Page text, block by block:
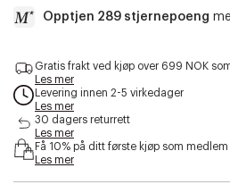
Opptjen 289 stjernepoeng
c
c
e
s
s
i
i
Gratis frakt ved kjøp over 699 NOK
Les mer
Levering innen 2-5 virkedager
Les mer
30 dagers returrett
Les mer
Få 10% på ditt første kjøp som medlem
Les mer